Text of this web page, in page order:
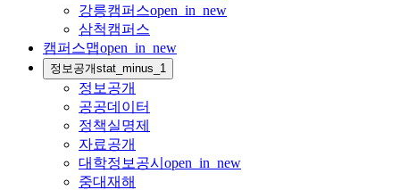
강릉캠퍼스open_in_new
삼척캠퍼스
캠퍼스맵open_in_new
정보공개stat_minus_1
정보공개
공공데이터
정책실명제
자료공개
대학정보공시 open_in_new
중대재해